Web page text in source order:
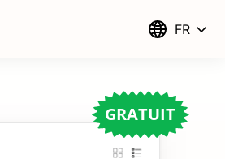
FR
GRATUIT